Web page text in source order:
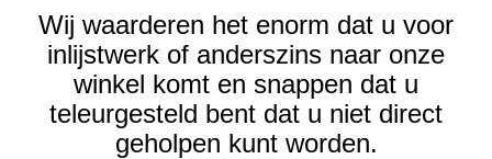
Wij waarderen het enorm dat u voor
inlijstwerk of anderszins naar onze
winkel komt en snappen dat u
teleurgesteld bent dat u niet direct
geholpen kunt worden.